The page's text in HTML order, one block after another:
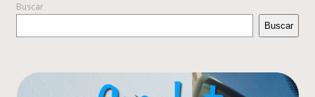
Buscar
Buscar